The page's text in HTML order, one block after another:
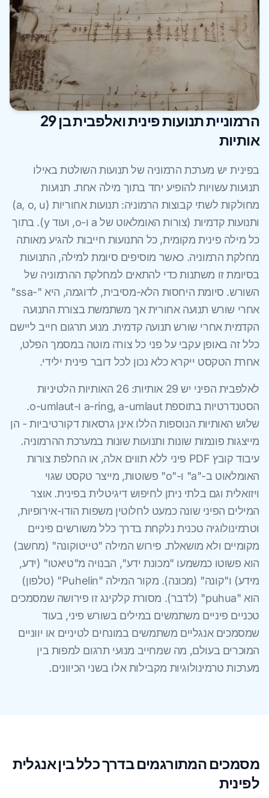
הרמוניית תנועות פינית ואלפבית בן 29
אותיות
בפינית יש מערכת הרמוניה של תנועות השולטת באילו
תנועות עשויות להופיע יחד בתוך מילה אחת. תנועות
מחולקות לשתי קבוצות הרמוניה: תנועות אחוריות (a, o, u)
ותנועות קדמיות (צורות האומלאוט של a ו-o, ועוד y). בתוך
כל מילה פינית מקומית, כל התנועות חייבות להגיע מאותה
מחלקת הרמוניה. כאשר מוסיפים סיומת למילה, התנועות
בסיומת זו משתנות כדי להתאים למחלקת ההרמוניה של
השורש. סיומת היחסות הלא-מסיבית, לדוגמה, היא "-ssa"
אחרי שורש תנועה אחורית אך משתמשת בצורת התנועה
הקדמית אחרי שורש תנועה קדמית. מנוע תרגום חייב ליישם
כלל זה באופן עקבי על פני כל צורה מוטה במסמך הפלט,
אחרת הטקסט ייקרא כלא נכון לכל דובר פינית ילידי.
לאלפבית הפיני יש 29 אותיות: 26 האותיות הלטיניות
הסטנדרטיות בתוספת a-ring, a-umlaut ו-o-umlaut.
שלוש האותיות הנוספות הללו אינן גרסאות דקורטיביות - הן
מייצגות פונמות שונות ותנועות שונות במערכת ההרמוניה.
עיבוד קובץ PDF פיני ללא תווים אלה, או החלפת צורות
האומלאוט ב-"a" ו-"o" פשוטות, מייצר טקסט שגוי
ויזואלית וגם בלתי ניתן לחיפוש דיגיטלית בפינית. אוצר
המילים הפיני שונה כמעט לחלוטין משפות הודו-אירופיות,
וטרמינולוגיה טכנית נלקחת בדרך כלל משורשים פיניים
מקומיים ולא מושאלת. פירוש המילה "טייטוקונה" (מחשב)
הוא פשוטו כמשמעו "מכונת ידע", הבנויה מ"טיאטו" (ידע,
מידע) ו"קונה" (מכונה). מקור המילה "Puhelin" (טלפון)
הוא "puhua" (לדבר). מסורת קלקינג זו פירושה שמסמכים
טכניים פיניים משתמשים במילים בשורש פיני, בעוד
שמסמכים אנגליים משתמשים במונחים לטיניים או יווניים
המוכרים בעולם, מה שמחייב מנועי תרגום למפות בין
מערכות טרמינולוגיות מקבילות אלו בשני הכיוונים.
מסמכים המתורגמים בדרך כלל בין אנגלית
לפינית